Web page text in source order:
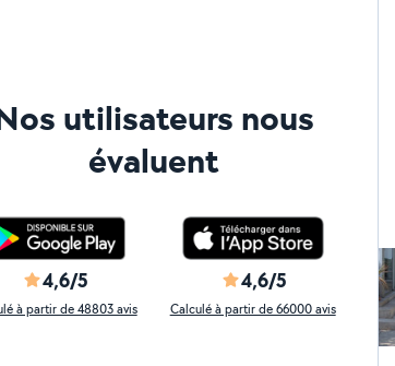
utilisateurs nous
évaluent
4,6/5
à partir de 48803 avis
4,6/5
Calculé à partir de 66000 avis